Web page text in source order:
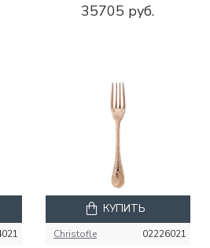
35705 руб.
Christofle 02226021
КУПИТЬ